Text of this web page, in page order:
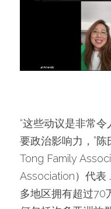
“这些动议是非常
要政治影响力，”
Tong Family
Association）代表
多地区拥有超过70